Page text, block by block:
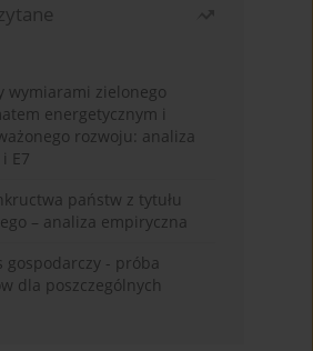
wymiarami zielonego
energetycznym i
rozwoju: analiza
E7
państw z tytułu
– analiza empiryczna
gospodarczy - próba
dla poszczególnych